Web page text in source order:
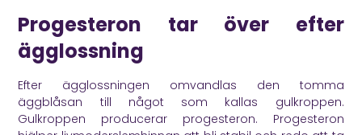
Progesteron tar över efter
ägglossning
Efter ägglossningen omvandlas den tomma
äggblåsan till något som kallas gulkroppen.
Gulkroppen producerar progesteron. Progesteron